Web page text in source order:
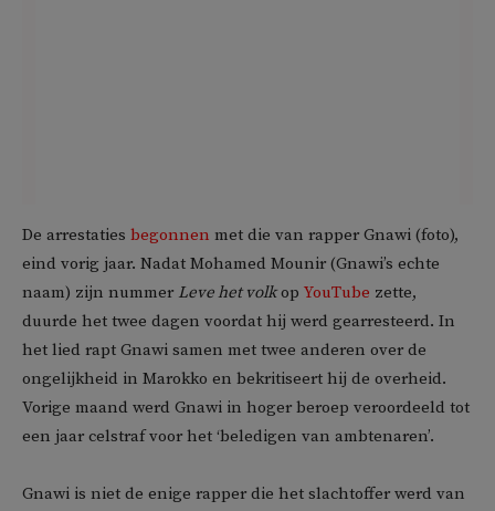
De arrestaties begonnen met die van rapper Gnawi (foto),
eind vorig jaar. Nadat Mohamed Mounir (Gnawi’s echte
naam) zijn nummer Leve het volkop YouTube zette,
duurde het twee dagen voordat hij werd gearresteerd. In
het lied rapt Gnawi samen met twee anderen over de
ongelijkheid in Marokko en bekritiseert hij de overheid.
Vorige maand werd Gnawi in hoger beroep veroordeeld tot
een jaar celstraf voor het ‘beledigen van ambtenaren’.
Gnawi is niet de enige rapper die het slachtoffer werd van